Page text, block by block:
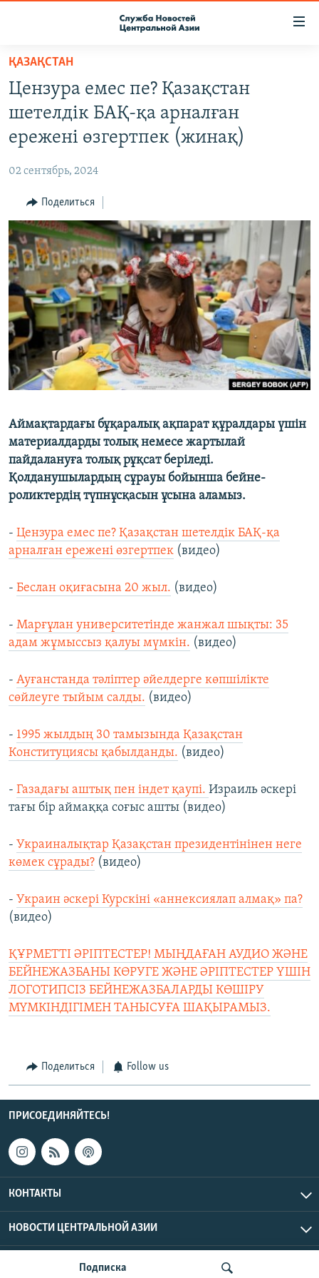
Вернуться
основному
содержанию
главной
навигации
Вернутся
поиску
ПОДПИСКА
КОНТАКТЫ
НАСТОЯЩЕЕ ВРЕМЯ
МИГРАНТ МЕДИА
Подписка
ҚАЗАҚСТАН
Цензура емес пе? Қазақстан
шетелдік БАҚ-қа арналған
ережені өзгертпек (жинақ)
02 сентябрь, 2024
Поделиться
Аймақтардағы бұқаралық ақпарат құралдары үшін
материалдарды толық немесе жартылай
пайдалануға толық рұқсат беріледі.
Қолданушылардың сұрауы бойынша бейне-
роликтердің түпнұсқасын ұсына аламыз.
- Цензура емес пе? Қазақстан шетелдік БАҚ-қа
арналған ережені өзгертпек (видео)
- Беслан оқиғасына 20 жыл. (видео)
- Марғұлан университетінде жанжал шықты: 35
адам жұмыссыз қалуы мүмкін. (видео)
- Ауғанстанда тәліптер әйелдерге көпшілікте
сөйлеуге тыйым салды. (видео)
- 1995 жылдың 30 тамызында Қазақстан
Конституциясы қабылданды. (видео)
- Газадағы аштық пен індет қаупі. Израиль әскері
тағы бір аймаққа соғыс ашты (видео)
- Украиналықтар Қазақстан президентінінен неге
көмек сұрады? (видео)
- Украин әскері Курскіні «аннексиялап алмақ» па?
(видео)
ҚҰРМЕТТІ ӘРІПТЕСТЕР! МЫҢДАҒАН АУДИО ЖӘНЕ
БЕЙНЕЖАЗБАНЫ КӨРУГЕ ЖӘНЕ ӘРІПТЕСТЕР ҮШІН
ЛОГОТИПСІЗ БЕЙНЕЖАЗБАЛАРДЫ КӨШІРУ
МҮМКІНДІГІМЕН ТАНЫСУҒА ШАҚЫРАМЫЗ.
Поделиться Follow us
ПРИСОЕДИНЯЙТЕСЬ!
КОНТАКТЫ
НОВОСТИ ЦЕНТРАЛЬНОЙ АЗИИ
CENTRAL ASIAN © 2026 RFE/RL, Inc. | Все права защищены.